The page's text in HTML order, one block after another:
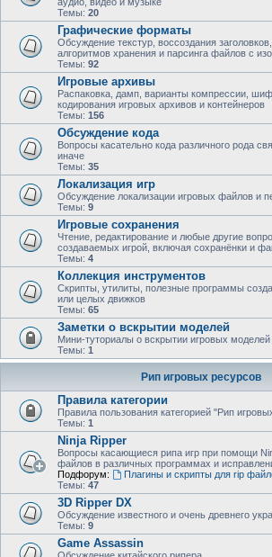
Темы: 20
Графические форматы
Обсуждение текстур, воссоздания
алгоритмов хранения и парсинга файлов с
Темы: 92
Игровые архивы
Распаковка, дамп, варианты компрессии,
кодирования игровых архивов и контейнеров
Темы: 156
Обсуждение кода
Вопросы касательно кода различного рода
иначе
Темы: 35
Локализация игр
Обсуждение локализации игровых файлов и
Темы: 9
Игровые сохранения
Чтение, редактирование и любые другие
создаваемых игрой, включая сохранёнки и
Темы: 4
Коллекция инструментов
Скрипты, утилиты, полезные программы
или целых движков
Темы: 65
Заметки о вскрытии моделей
Мини-туториалы о вскрытии игровых моделей
Темы: 1
Рип игровых ресурсов
Правила категории
Правила пользования категорией "Рип
Темы: 1
Ninja Ripper
Вопросы касающиеся рипа игр при помощи
файлов в различных программах и
Подфорум:
Плагины и скрипты для rip
Темы: 47
3D Ripper DX
Обсуждение известного и очень древнего
Темы: 9
Game Assassin